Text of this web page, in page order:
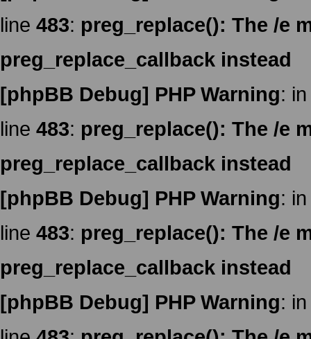
line 483: preg_replace(): The /e
preg_replace_callback instead
[phpBB Debug] PHP Warning:
line 483: preg_replace(): The /e
preg_replace_callback instead
[phpBB Debug] PHP Warning:
line 483: preg_replace(): The /e
preg_replace_callback instead
[phpBB Debug] PHP Warning: